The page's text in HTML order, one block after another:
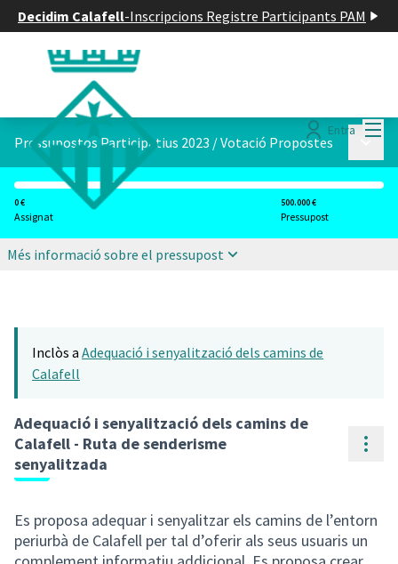
Decidim Calafell-Inscripcions Registre Participants PAM
Entra
Pressupostos Participatius 2023 /Votació Propostes
0 €
Assignat
500.000 €
Pressupost
Més informació sobre el pressupost
Inclòs a Adequació i senyalització dels camins de
Calafell
Adequació i senyalització dels camins de
Calafell - Ruta de senderisme
senyalitzada
Es proposa adequar i senyalitzar els camins de l’entorn
periurbà de Calafell per tal d’oferir als seus usuaris un